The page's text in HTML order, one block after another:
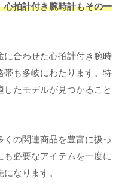
心拍計付き腕時計もその一
に合わせた心拍計付き腕時
帯も多岐にわたります。特
たモデルが見つかること
くの関連商品を豊富に扱っ
必要なアイテムを一度に
なります。